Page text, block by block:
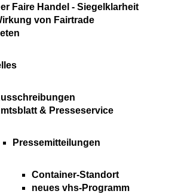
Faire Handel - Siegelklarheit
von Fairtrade
& Presseservice
Pressemitteilungen
Container-Standort
neues vhs-Programm